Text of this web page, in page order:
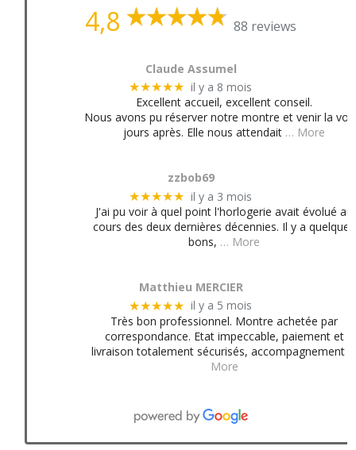
4,8 88 reviews
Claude Assumel
★★★★★ il y a 8 mois
Excellent accueil, excellent conseil.
Nous avons pu réserver notre montre et venir la
jours après. Elle nous attendait … More
zzbob69
★★★★★ il y a 3 mois
J'ai pu voir à quel point l'horlogerie avait évolué au
cours des deux dernières décennies. Il y a quelques
bons, … More
Matthieu MERCIER
★★★★★ il y a 5 mois
Très bon professionnel. Montre achetée par
correspondance. Etat impeccable, paiement et
livraison totalement sécurisés, accompagnement
More